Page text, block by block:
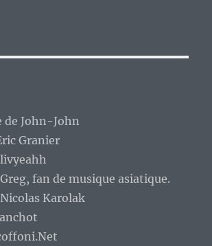
de John-John
Granier
fan de musique asiatique.
Karolak